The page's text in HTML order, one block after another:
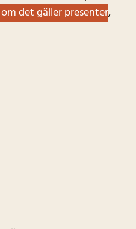
det gäller presenter,